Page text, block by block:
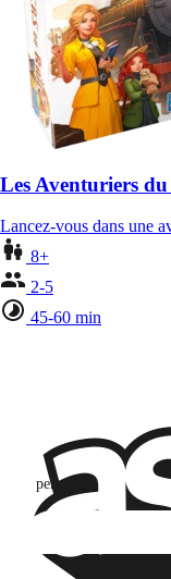
Les Aventuriers
Lancez-vous dans une
8+
2-5
45-60 min
Je m'abonne pour
personnalisés selon